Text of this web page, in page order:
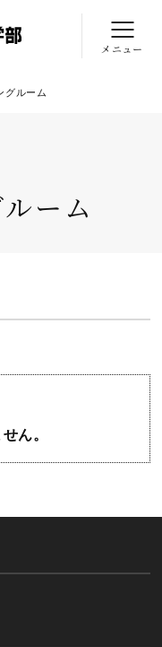
メニュー
グルーム
ーム
ん。